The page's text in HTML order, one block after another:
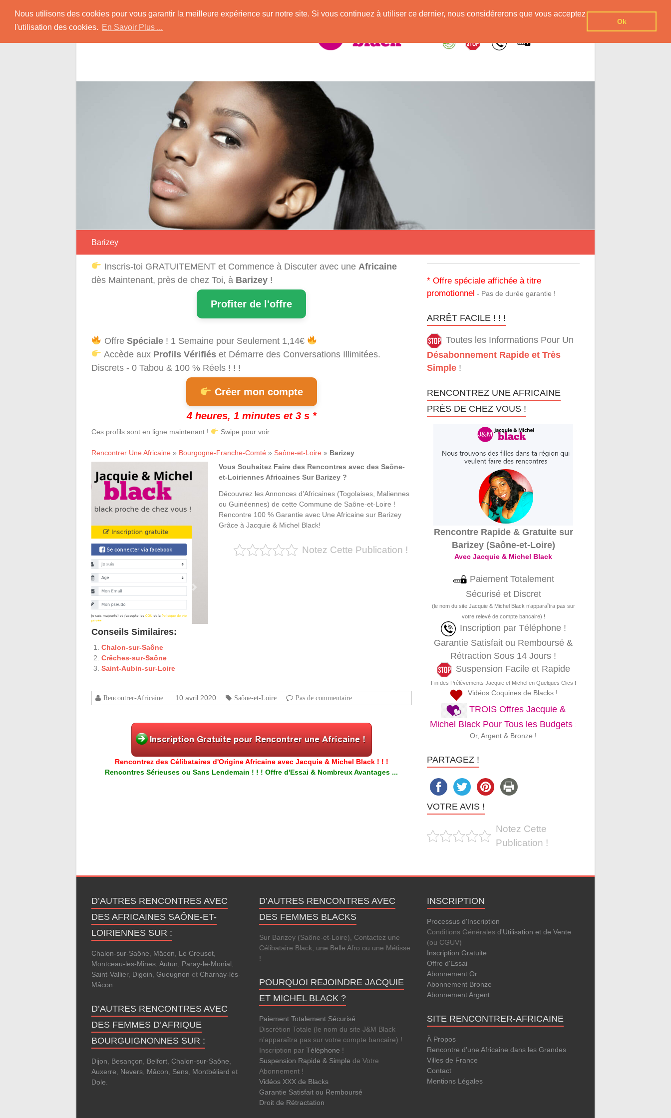
Nous utilisons des cookies pour vous garantir la meilleure expérience sur notre site. Si vous continuez à utiliser ce dernier, nous considérerons que vous acceptez
l'utilisation des cookies. En Savoir Plus ...
Ok
content
Rencontrer-Africaine
Conseils et Infos pour la Rencontre d'une Belle Africaine !
Barizey
Inscris-toi GRATUITEMENT et Commence à Discuter avec une Africaine
dès Maintenant, près de chez Toi, à Barizey !
Profiter de l'offre
Offre Spéciale! 1 Semaine pour Seulement 1,14€
Accède aux Profils Vérifiéset Démarre des Conversations Illimitées.
Discrets - 0 Tabou & 100 % Réels ! ! !
Créer mon compte
4 heures, 1 minutes et 3 s *
Ces profils sont en ligne maintenant ! Swipe pour voir
Rencontrer Une Africaine » Bourgogne-Franche-Comté » Saône-et-Loire » Barizey
Vous Souhaitez Faire des Rencontres avec des Saône-
et-Loiriennes Africaines Sur Barizey ?
Découvrez les Annonces d’Africaines (Togolaises, Maliennes
ou Guinéennes) de cette Commune de Saône-et-Loire !
Rencontre 100 % Garantie avec Une Africaine sur Barizey
Grâce à Jacquie & Michel Black!
Notez Cette Publication !
Conseils Similaires:
Chalon-sur-Saône
Crêches-sur-Saône
Saint-Aubin-sur-Loire
Rencontrer-Africaine 10 avril 2020 Saône-et-Loire Pas de commentaire
Rencontrez des Célibataires d'Origine Africaine avec Jacquie & Michel Black ! ! !
Rencontres Sérieuses ou Sans Lendemain ! ! ! Offre d'Essai & Nombreux Avantages ...
* Offre spéciale affichée à titre
promotionnel - Pas de durée garantie !
ARRÊT FACILE ! ! !
Toutes les Informations Pour Un
Désabonnement Rapide et Très
Simple !
RENCONTREZ UNE AFRICAINE
PRÈS DE CHEZ VOUS !
Rencontre Rapide & Gratuite sur
Barizey (Saône-et-Loire)
Avec Jacquie & Michel Black
Paiement Totalement
Sécurisé et Discret
(le nom du site Jacquie & Michel Black n’apparaîtra pas sur
votre relevé de compte bancaire) !
Inscription par Téléphone !
Garantie Satisfait ou Remboursé &
Rétraction Sous 14 Jours !
Suspension Facile et Rapide
Fin des Prélèvements Jacquie et Michel en Quelques Clics !
Vidéos Coquines de Blacks !
TROIS Offres Jacquie &
Michel Black Pour Tous les Budgets :
Or, Argent & Bronze !
PARTAGEZ !
VOTRE AVIS !
Notez Cette
Publication !
D’AUTRES RENCONTRES AVEC
DES AFRICAINES SAÔNE-ET-
LOIRIENNES SUR :
Chalon-sur-Saône Mâcon Le Creusot
Montceau-les-Mines Autun Paray-le-Monial
Saint-Vallier, Digoin Gueugnon et Charnay-lès-
Mâcon
D’AUTRES RENCONTRES AVEC
DES FEMMES D’AFRIQUE
BOURGUIGNONNES SUR :
Dijon Besançon Belfort Chalon-sur-Saône
Auxerre
Nevers Mâcon Sens Montbéliard et
Dole
D’AUTRES RENCONTRES AVEC
DES FEMMES BLACKS
Sur Barizey (Saône-et-Loire), Contactez une
Célibataire Black, une Belle Afro ou une Métisse
!
POURQUOI REJOINDRE JACQUIE
ET MICHEL BLACK ?
Paiement Totalement Sécurisé
Discrétion Totale (le nom du site J&M Black
n’apparaîtra pas sur votre compte bancaire) !
Inscription par Téléphone !
Suspension Rapide & Simple de Votre
Abonnement !
Vidéos XXX de Blacks
Garantie Satisfait ou Remboursé
Droit de Rétractation
INSCRIPTION
Processus d'Inscription
Conditions Générales d'Utilisation et de Vente
(ou CGUV)
Inscription Gratuite
Offre d'Essai
Abonnement Or
Abonnement Bronze
Abonnement Argent
SITE RENCONTRER-AFRICAINE
À Propos
Rencontre d'une Africaine dans les Grandes
Villes de France
Contact
Mentions Légales